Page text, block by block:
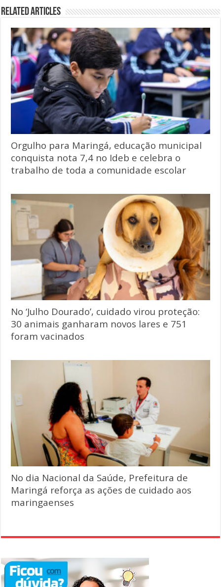
Related Articles
Orgulho para Maringá, educação municipal
conquista nota 7,4 no Ideb e celebra o
trabalho de toda a comunidade escolar
No ‘Julho Dourado’, cuidado virou proteção:
30 animais ganharam novos lares e 751
foram vacinados
No dia Nacional da Saúde, Prefeitura de
Maringá reforça as ações de cuidado aos
maringaenses